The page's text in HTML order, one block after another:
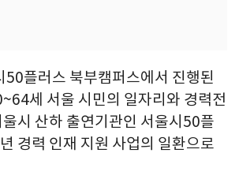
50플러스 북부캠퍼스에서 진행된
세 서울 시민의 일자리와 경력전
시 산하 출연기관인 서울시50플
경력 인재 지원 사업의 일환으로